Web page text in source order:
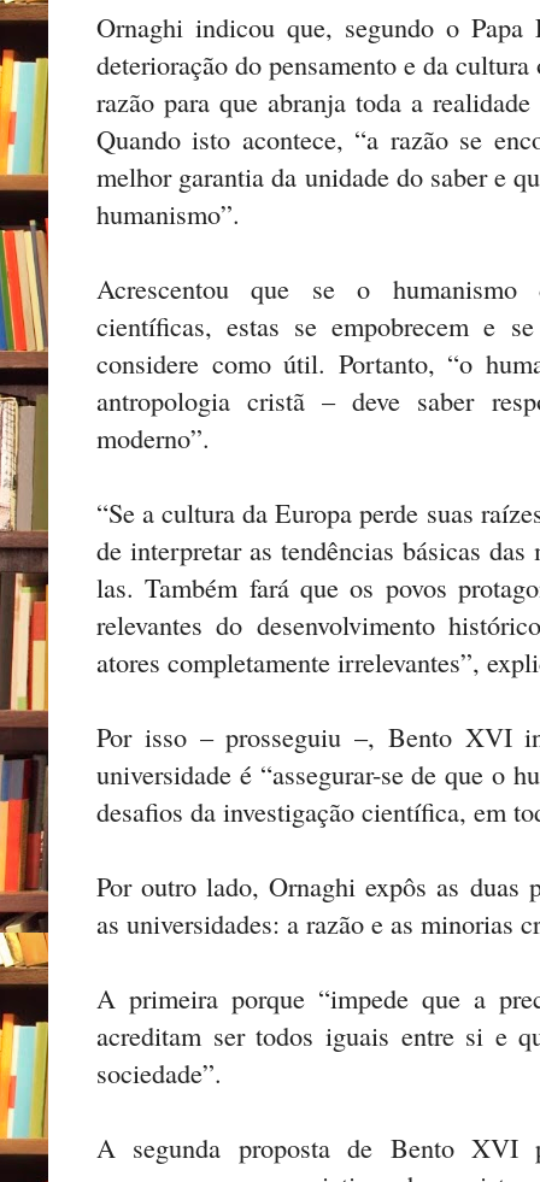
Ornaghi indicou que, segundo o Papa
deterioração do pensamento e da
razão para que abranja toda a
Quando isto acontece, “a razão se
melhor garantia da unidade do saber e
humanismo”.
Acrescentou que se o humanismo
científicas, estas se empobrecem e
considere como útil. Portanto, “o
antropologia cristã – deve saber
moderno”.
“Se a cultura da Europa perde suas
de interpretar as tendências básicas
las. Também fará que os povos
relevantes do desenvolvimento
atores completamente irrelevantes”,
Por isso – prosseguiu –, Bento XVI
universidade é “assegurar-se de que o
desafios da investigação científica, em
Por outro lado, Ornaghi expôs as duas
as universidades: a razão e as minorias
A primeira porque “impede que a
acreditam ser todos iguais entre si e
sociedade”.
A segunda proposta de Bento XVI